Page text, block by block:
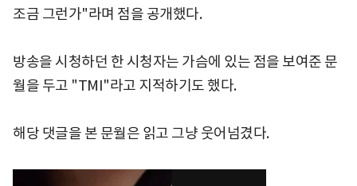
조금 그런가"라며 점을 공개했다.
방송을 시청하던 한 시청자는 가슴에 있는 점을 보여준 문
월을 두고 "TMI"라고 지적하기도 했다.
해당 댓글을 본 문월은 읽고 그냥 웃어넘겼다.